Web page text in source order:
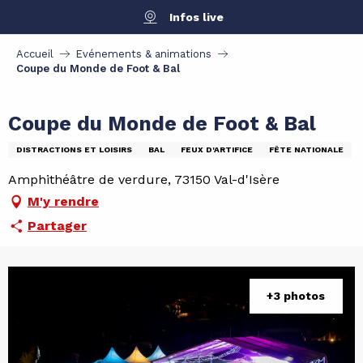
contenu
principal
Infos live
Accueil
Evénements & animations
Coupe du Monde de Foot & Bal
Coupe du Monde de Foot & Bal
DISTRACTIONS ET LOISIRS BAL FEUX D'ARTIFICE FÊTE NATIONALE
Amphithéâtre de verdure, 73150 Val-d'Isère
M'y rendre
Partager
+3 photos